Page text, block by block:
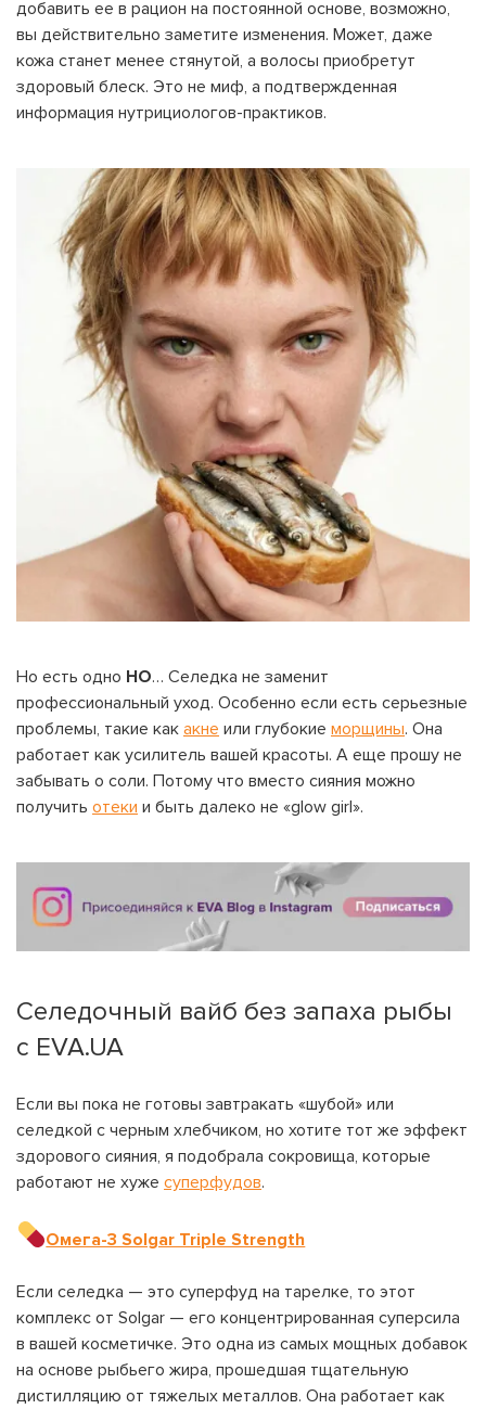
добавить ее в рацион на постоянной основе, возможно,
вы действительно заметите изменения. Может, даже
кожа станет менее стянутой, а волосы приобретут
здоровый блеск. Это не миф, а подтвержденная
информация нутрициологов-практиков.
Но есть одно НО… Селедка не заменит
профессиональный уход. Особенно если есть серьезные
проблемы, такие как акне или глубокие морщины. Она
работает как усилитель вашей красоты. А еще прошу не
забывать о соли. Потому что вместо сияния можно
получить отеки и быть далеко не «glow girl».
Селедочный вайб без запаха рыбы
с EVA.UA
Если вы пока не готовы завтракать «шубой» или
селедкой с черным хлебчиком, но хотите тот же эффект
здорового сияния, я подобрала сокровища, которые
работают не хуже суперфудов.
Омега-3 Solgar Triple Strength
Если селедка — это суперфуд на тарелке, то этот
комплекс от Solgar — его концентрированная суперсила
в вашей косметичке. Это одна из самых мощных добавок
на основе рыбьего жира, прошедшая тщательную
дистилляцию от тяжелых металлов. Она работает как